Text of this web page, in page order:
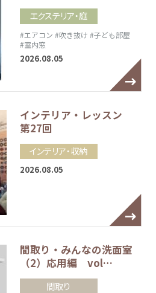
エクステリア・庭
#エアコン #吹き抜け #子ども部屋
#室内窓
2026.08.05
インテリア・レッスン
第27回
インテリア・収納
2026.08.05
間取り・みんなの洗面室
（2）応用編 vol…
間取り